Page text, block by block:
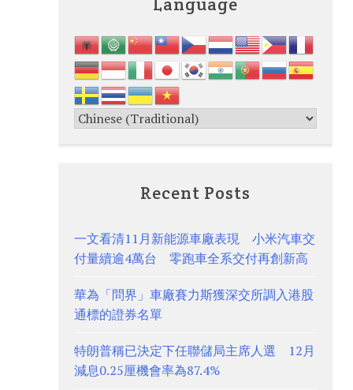
Recent Posts
一文看清11月新能源車廠表現 小米汽車交
付量續逾4萬台 零跑車全系交付再創新高
華為「問界」車廠賽力斯獲深交所調入港股
通標的證券名單
特朗普稱已決定下任聯儲局主席人選 12月
減息0.25厘機會率為87.4%